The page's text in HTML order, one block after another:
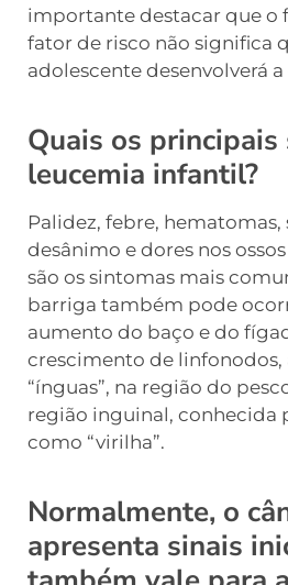
importante destacar que o
fator de risco não significa
adolescente desenvolverá
Quais os
leucemia infantil?
Palidez, febre, hematomas,
desânimo e dores nos
são os sintomas mais
barriga também pode
aumento do baço e do
crescimento de linfonodos,
“ínguas”, na região do
região inguinal, conhecida
como “virilha”.
Normalmente, o
apresenta sinais